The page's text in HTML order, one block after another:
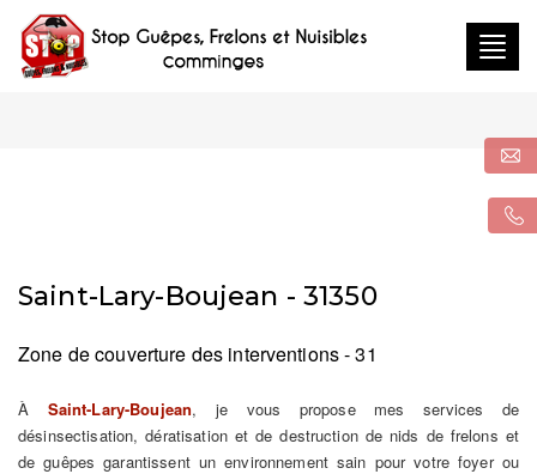
Saint-Lary-Boujean - 31350
Zone de couverture des interventions - 31
À Saint-Lary-Boujean, je vous propose mes services de
désinsectisation, dératisation et de destruction de nids de frelons et
de guêpes garantissent un environnement sain pour votre foyer ou